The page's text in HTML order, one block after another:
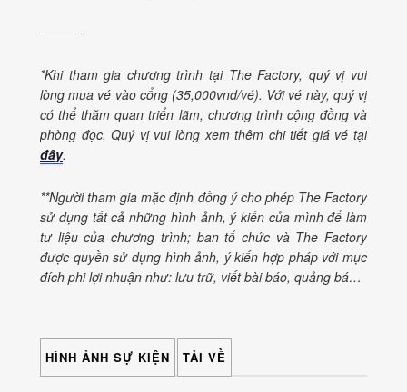
———-
*Khi tham gia chương trình tại The Factory, quý vị vui
lòng mua vé vào cổng (35,000vnd/vé). Với vé này, quý vị
có thể thăm quan triển lãm, chương trình cộng đồng và
phòng đọc. Quý vị vui lòng xem thêm chi tiết giá vé tại
đây.
**Người tham gia mặc định đồng ý cho phép The Factory
sử dụng tất cả những hình ảnh, ý kiến của mình để làm
tư liệu của chương trình; ban tổ chức và The Factory
được quyền sử dụng hình ảnh, ý kiến hợp pháp với mục
đích phi lợi nhuận như: lưu trữ, viết bài báo, quảng bá…
HÌNH ẢNH SỰ KIỆN TẢI VỀ